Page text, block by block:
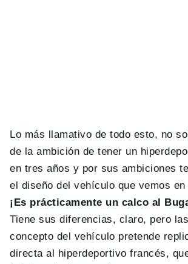
Lo más llamativo de todo esto, no
de la ambición de tener un
en tres años y por sus ambiciones
el diseño del vehículo que vemos
¡Es prácticamente un calco al
Tiene sus diferencias, claro, pero
concepto del vehículo pretende
directa al hiperdeportivo francés,